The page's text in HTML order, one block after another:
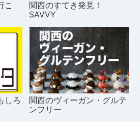
こ
関西のすてき発見！
SAVVY
しろ
関西のヴィーガン・グルテ
ンフリー